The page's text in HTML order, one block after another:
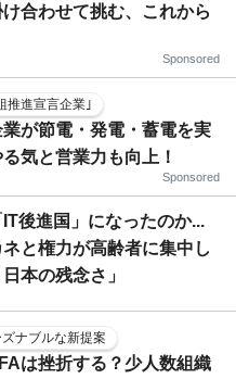
合わせて挑む、これから
Sponsored
推進宣言企業｣
業が節電・発電・蓄電を実
気と営業力も向上！
Sponsored
後進国」になったのか...
と権力が高齢者に集中し
本の残念さ」
ナブルな新提案
は挫折する？少人数組織